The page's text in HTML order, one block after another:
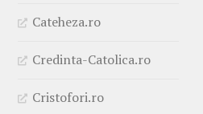
Cateheza.ro
Credinta-Catolica.ro
Cristofori.ro